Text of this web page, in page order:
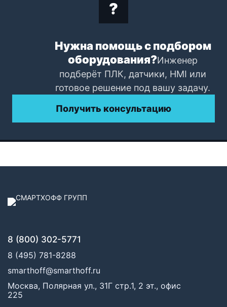
Нужна помощь с подбором
оборудования?Инженер
подберёт ПЛК, датчики, HMI или
готовое решение под вашу задачу.
Получить консультацию
8 (800) 302-5771
8 (495) 781-8288
smarthoff@smarthoff.ru
Москва, Полярная ул., 31Г стр.1, 2 эт., офис
225